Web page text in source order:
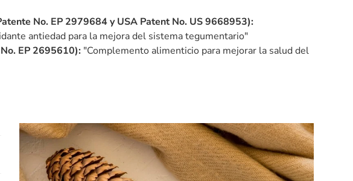
No. EP 2979684 y USA Patent No. US 9668953):
antiedad para la mejora del sistema tegumentario"
EP 2695610): "Complemento alimenticio para mejorar la salud del